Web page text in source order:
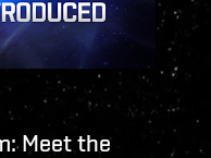
Meet the